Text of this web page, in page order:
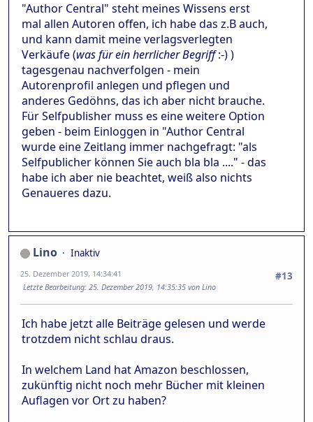
"Author Central" steht meines Wissens erst
mal allen Autoren offen, ich habe das z.B auch,
und kann damit meine verlagsverlegten
Verkäufe (was für ein herrlicher Begriff:-) )
tagesgenau nachverfolgen - mein
Autorenprofil anlegen und pflegen und
anderes Gedöhns, das ich aber nicht brauche.
Für Selfpublisher muss es eine weitere Option
geben - beim Einloggen in "Author Central
wurde eine Zeitlang immer nachgefragt: "als
Selfpublicher können Sie auch bla bla ...." - das
habe ich aber nie beachtet, weiß also nichts
Genaueres dazu.
Lino
Inaktiv
#13
25. Dezember 2019, 14:34:41
Letzte Bearbeitung: 25. Dezember 2019, 14:35:35 von Lino
Ich habe jetzt alle Beiträge gelesen und werde
trotzdem nicht schlau draus.
In welchem Land hat Amazon beschlossen,
zukünftig nicht noch mehr Bücher mit kleinen
Auflagen vor Ort zu haben?